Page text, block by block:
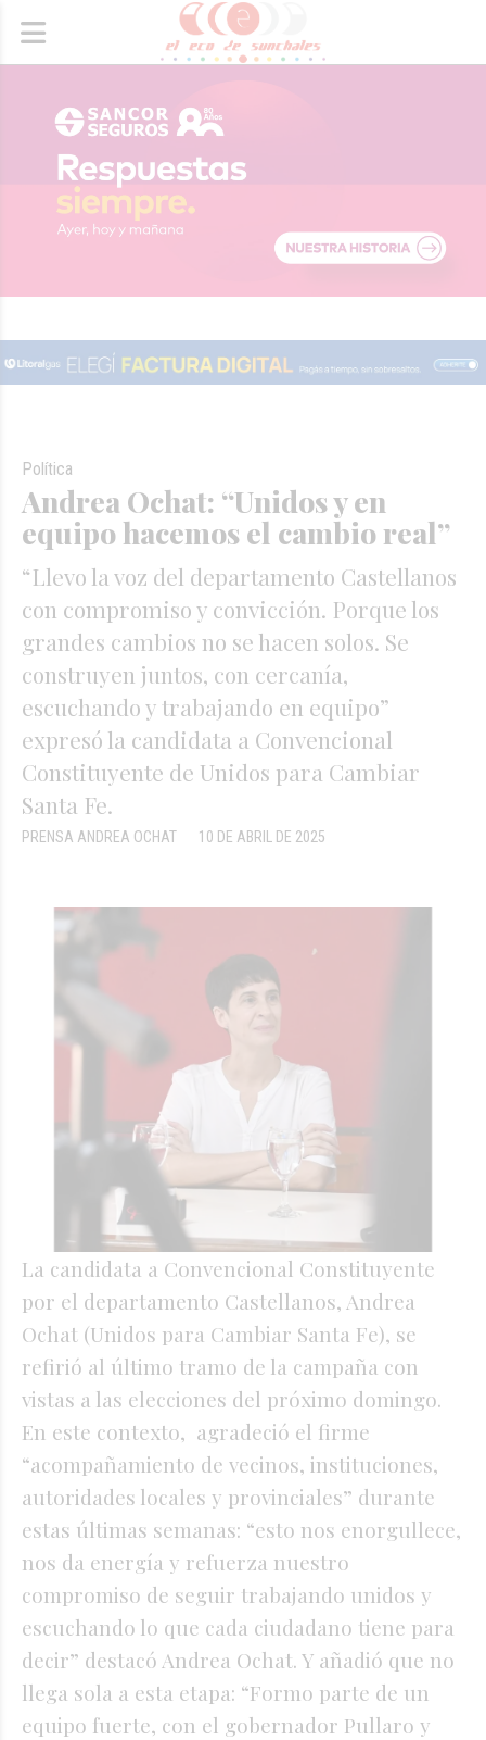
Andrea Ochat: “Unidos y en
equipo hacemos el cambio real”
“Llevo la voz del departamento Castellanos
con compromiso y convicción. Porque los
grandes cambios no se hacen solos. Se
construyen juntos, con cercanía,
escuchando y trabajando en equipo”
expresó la candidata a Convencional
Constituyente de Unidos para Cambiar
Santa Fe.
Política
10 DE ABRIL DE 2025
PRENSA ANDREA OCHAT
La candidata a Convencional Constituyente
por el departamento Castellanos, Andrea
Ochat (Unidos para Cambiar Santa Fe), se
refirió al último tramo de la campaña con
vistas a las elecciones del próximo domingo.
En este contexto, agradeció el firme
“acompañamiento de vecinos, instituciones,
autoridades locales y provinciales” durante
estas últimas semanas: “esto nos enorgullece,
nos da energía y refuerza nuestro
compromiso de seguir trabajando unidos y
escuchando lo que cada ciudadano tiene para
decir” destacó Andrea Ochat. Y añadió que no
llega sola a esta etapa: “Formo parte de un
equipo fuerte, con el gobernador Pullaro y